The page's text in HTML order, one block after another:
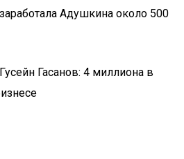
Адушкина около 500
Гасанов: 4 миллиона в